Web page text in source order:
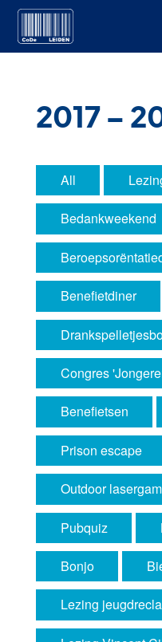
2017 –
All
Bedankweekend
Benefietdiner
Congres
Benefietsen
Prison escape
Outdoor
Pubquiz
Bonjo
Lezing